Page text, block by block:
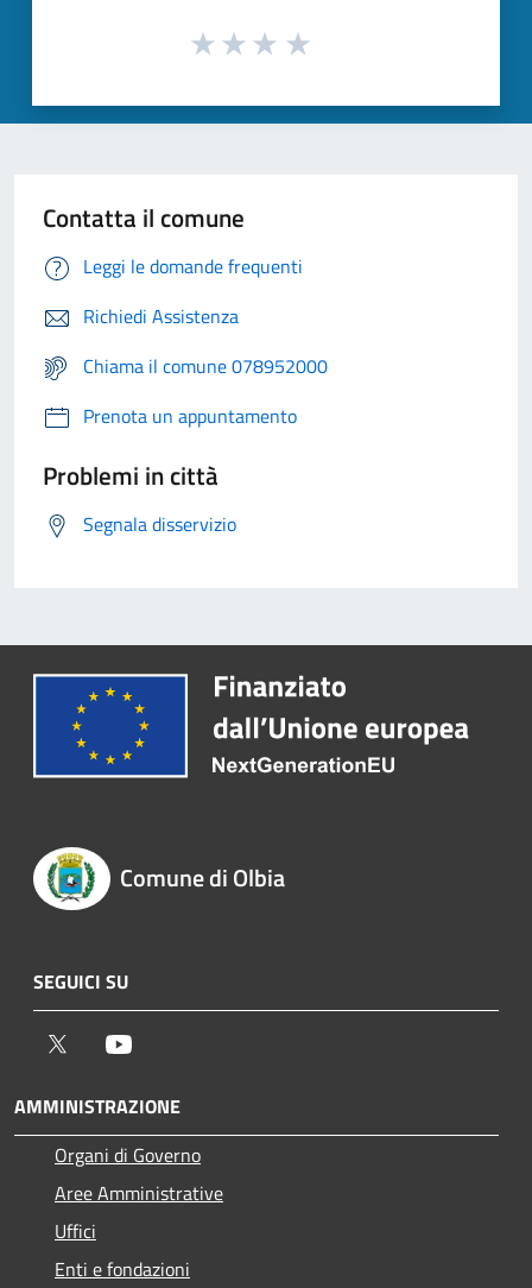
Contatta il comune
Leggi le domande frequenti
Richiedi Assistenza
Chiama il comune 078952000
Prenota un appuntamento
Problemi in città
Segnala disservizio
Comune di Olbia
SEGUICI SU
Twitter
AMMINISTRAZIONE
Organi di Governo
Aree Amministrative
Uffici
Enti e fondazioni